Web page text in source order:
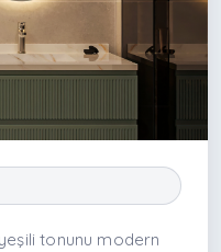
tonunu modern